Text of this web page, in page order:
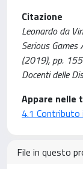
Citazione
Leonardo da
Serious Games
(2019), pp.
Docenti delle
Appare nelle
4.1
File in questo